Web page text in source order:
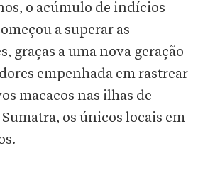
o acúmulo de indícios
a superar as
graças a uma nova geração
empenhada em rastrear
macacos nas ilhas de
os únicos locais em